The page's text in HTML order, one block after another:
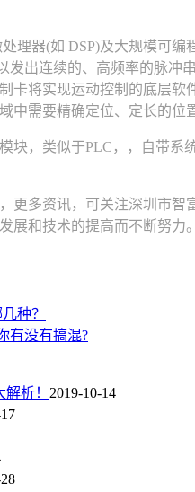
器(如 DSP)及大规模可编
出连续的、高频率的脉
卡将实现运动控制的底层
中需要精确定位、定长的位
，类似于PLC，，自带系
多资讯，可关注深圳市智
展和技术的提高而不断努力
种？
有没有搞混?
析！ 2019-10-14